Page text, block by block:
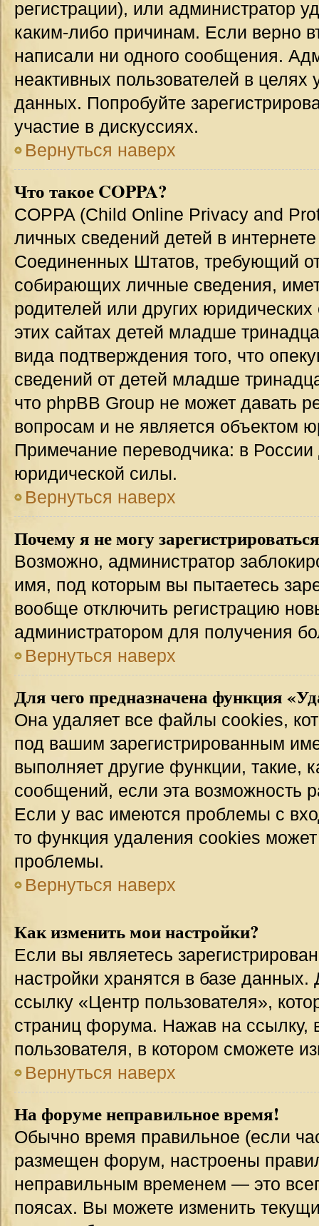
регистрации), или администратор
каким-либо причинам. Если верно
написали ни одного сообщения.
неактивных пользователей в
данных. Попробуйте
участие в дискуссиях.
Вернуться наверх
Что такое COPPA?
COPPA (Child Online Privacy and
личных сведений детей в
Соединенных Штатов, требующий
собирающих личные сведения,
родителей или других
этих сайтах детей младше
вида подтверждения того, что
сведений от детей младше
что phpBB Group не может давать
вопросам и не является объектом
Примечание переводчика: в
юридической силы.
Вернуться наверх
Почему я не могу
Возможно, администратор
имя, под которым вы пытаетесь
вообще отключить регистрацию
администратором для получения
Вернуться наверх
Для чего предназначена функция
Она удаляет все файлы cookies,
под вашим зарегистрированным
выполняет другие функции, такие,
сообщений, если эта возможность
Если у вас имеются проблемы с
то функция удаления cookies
проблемы.
Вернуться наверх
Как изменить мои настройки?
Если вы являетесь
настройки хранятся в базе
ссылку «Центр пользователя»,
страниц форума. Нажав на ссылку,
пользователя, в котором сможете
Вернуться наверх
На форуме неправильное время!
Обычно время правильное (если
размещен форум, настроены
неправильным временем — это
поясах. Вы можете изменить